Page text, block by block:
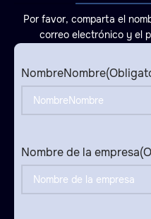
Por favor, comparta el
correo electrónico y el
NombreNombre
Nombre de la empresa